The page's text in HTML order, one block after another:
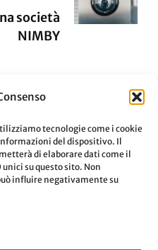
tecnologie come i cookie
del dispositivo. Il
di elaborare dati come il
su questo sito. Non
influire negativamente su
società
NIMBY